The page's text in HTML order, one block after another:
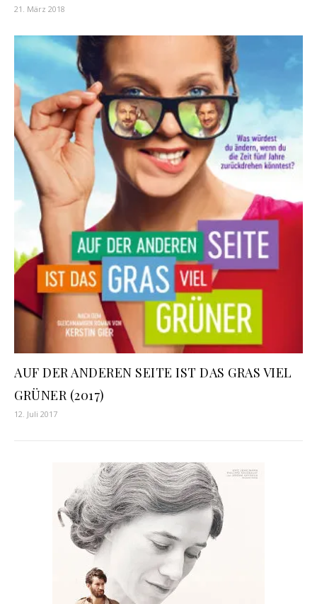
21. März 2018
AUF DER ANDEREN SEITE IST DAS GRAS VIEL
GRÜNER (2017)
12. Juli 2017